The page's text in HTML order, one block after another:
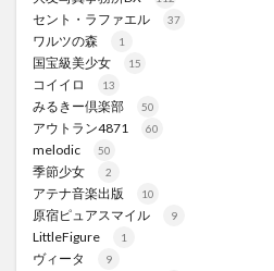
セント・ラファエル 37
ワルツの森 1
国宝級美少女 15
コイイロ 13
みるきー倶楽部 50
アウトラン4871 60
melodic 50
季節少女 2
アテナ音楽出版 10
原宿ピュアスマイル 9
LittleFigure 1
ヴィータ 9